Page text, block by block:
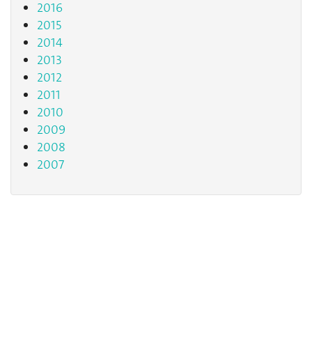
2016
2015
2014
2013
2012
2011
2010
2009
2008
2007